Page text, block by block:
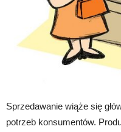
Sprzedawanie wiąże się
potrzeb konsumentów.